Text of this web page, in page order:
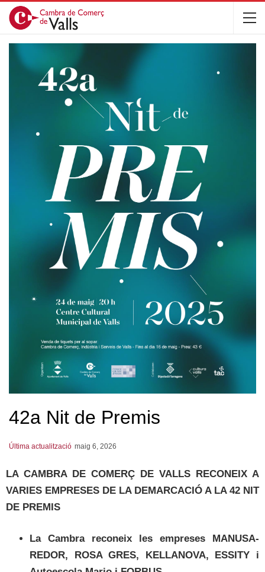
42a Nit de Premis
Última actualització maig 6, 2026
LA CAMBRA DE COMERÇ DE VALLS RECONEIX A
VARIES EMPRESES DE LA DEMARCACIÓ A LA 42 NIT
DE PREMIS
La Cambra reconeix les empreses MANUSA-
REDOR, ROSA GRES, KELLANOVA, ESSITY i